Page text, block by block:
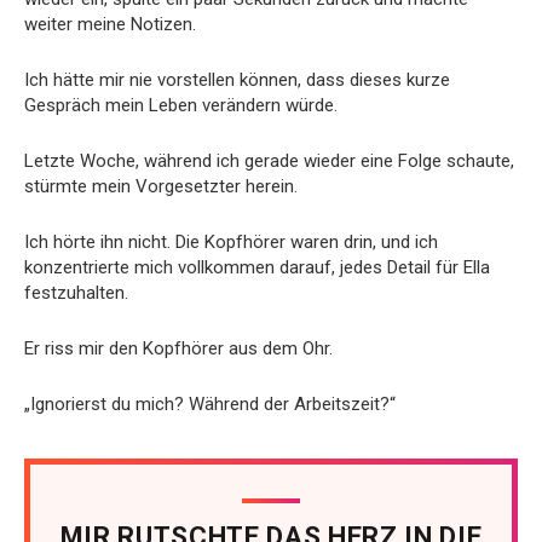
weiter meine Notizen.
Ich hätte mir nie vorstellen können, dass dieses kurze
Gespräch mein Leben verändern würde.
Letzte Woche, während ich gerade wieder eine Folge schaute,
stürmte mein Vorgesetzter herein.
Ich hörte ihn nicht. Die Kopfhörer waren drin, und ich
konzentrierte mich vollkommen darauf, jedes Detail für Ella
festzuhalten.
Er riss mir den Kopfhörer aus dem Ohr.
„Ignorierst du mich? Während der Arbeitszeit?“